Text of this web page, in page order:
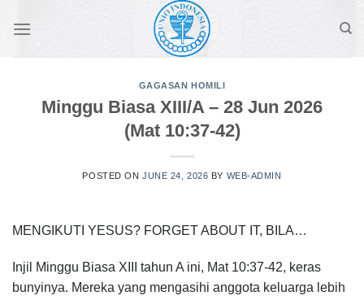
GAGASAN HOMILI
Minggu Biasa XIII/A – 28 Jun 2026
(Mat 10:37-42)
POSTED ONJUNE 24, 2026 BY WEB-ADMIN
MENGIKUTI YESUS? FORGET ABOUT IT, BILA…
Injil Minggu Biasa XIII tahun A ini, Mat 10:37-42, keras
bunyinya. Mereka yang mengasihi anggota keluarga lebih